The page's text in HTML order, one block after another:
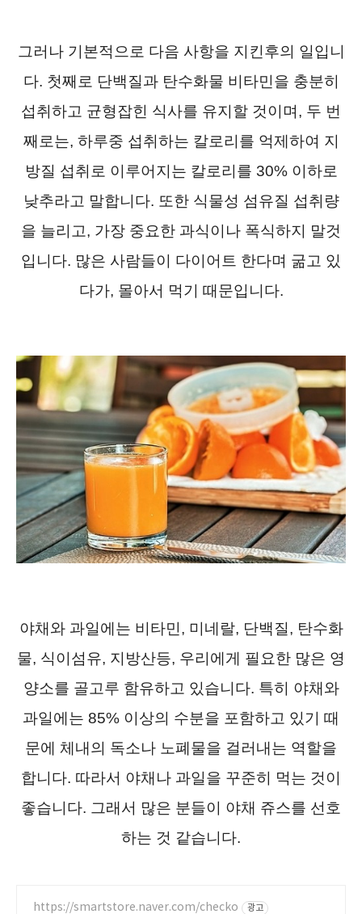
그러나 기본적으로 다음 사항을 지킨후의 일입니
다. 첫째로 단백질과 탄수화물 비타민을 충분히
섭취하고 균형잡힌 식사를 유지할 것이며, 두 번
째로는, 하루중 섭취하는 칼로리를 억제하여 지
방질 섭취로 이루어지는 칼로리를 30% 이하로
낮추라고 말합니다. 또한 식물성 섬유질 섭취량
을 늘리고, 가장 중요한 과식이나 폭식하지 말것
입니다. 많은 사람들이 다이어트 한다며 굶고 있
다가, 몰아서 먹기 때문입니다.
야채와 과일에는 비타민, 미네랄, 단백질, 탄수화
물, 식이섬유, 지방산등, 우리에게 필요한 많은 영
양소를 골고루 함유하고 있습니다. 특히 야채와
과일에는 85% 이상의 수분을 포함하고 있기 때
문에 체내의 독소나 노폐물을 걸러내는 역할을
합니다. 따라서 야채나 과일을 꾸준히 먹는 것이
좋습니다. 그래서 많은 분들이 야채 쥬스를 선호
하는 것 같습니다.
https://smartstore.naver.com/checko 광고